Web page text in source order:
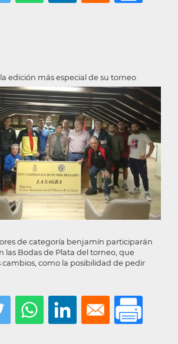
edición más especial de su torneo
de categoría benjamín participarán
las Bodas de Plata del torneo, que
como la posibilidad de pedir